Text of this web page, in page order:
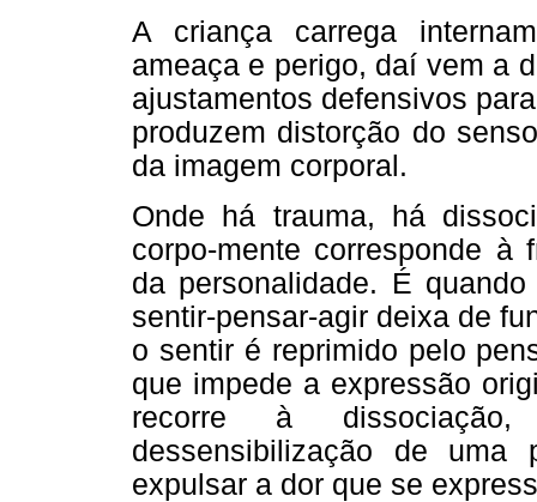
A criança carrega
ameaça e perigo, daí vem a
ajustamentos defensivos
produzem distorção do
da imagem corporal.
Onde há trauma, há
corpo-mente corresponde à
da personalidade. É
sentir-pensar-agir deixa de
o sentir é reprimido pelo
que impede a expressão
recorre à dissociação,
dessensibilização de
expulsar a dor que se